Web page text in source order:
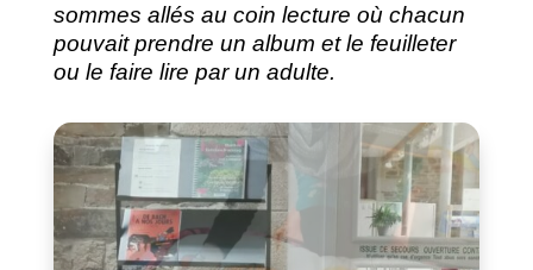
sommes allés au coin lecture où chacun
pouvait prendre un album et le feuilleter
ou le faire lire par un adulte.